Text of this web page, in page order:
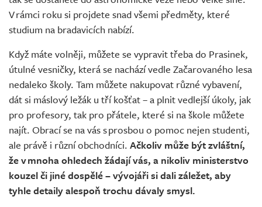
V rámci roku si projdete snad všemi předměty, které
studium na bradavicích nabízí.
Když máte volněji, můžete se vypravit třeba do Prasinek,
útulné vesničky, která se nachází vedle Začarovaného lesa
nedaleko školy. Tam můžete nakupovat různé vybavení,
dát si máslový ležák u tří košťat – a plnit vedlejší úkoly, jak
pro profesory, tak pro přátele, které si na škole můžete
najít. Obrací se na vás s prosbou o pomoc nejen studenti,
ale právě i různí obchodníci. Ačkoliv může být zvláštní,
že v mnoha ohledech žádají vás, a nikoliv ministerstvo
kouzel či jiné dospělé – vývojáři si dali záležet, aby
tyhle detaily alespoň trochu dávaly smysl.